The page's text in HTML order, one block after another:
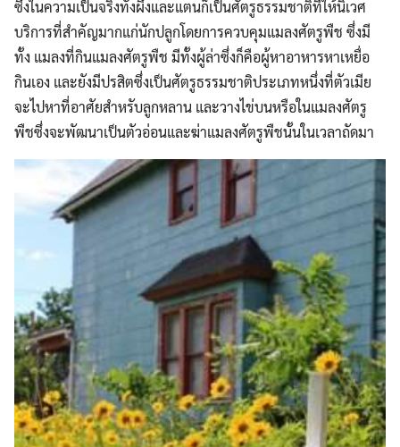
Search
ซึ่งในความเป็นจริงทั้งผึ่งและแตนก็เป็นศัตรูธรรมชาติที่ให้นิเวศ
บริการที่สำคัญมากแก่นักปลูกโดยการควบคุมแมลงศัตรูพืช ซึ่งมี
ทั้ง แมลงที่กินแมลงศัตรูพืช มีทั้งผู้ล่าซึ่งก็คือผู้หาอาหารหาเหยื่อ
กินเอง และยังมีปรสิตซึ่งเป็นศัตรูธรรมชาติประเภทหนึ่งที่ตัวเมีย
จะไปหาที่อาศัยสำหรับลูกหลาน และวางไข่บนหรือในแมลงศัตรู
พืชซึ่งจะพัฒนาเป็นตัวอ่อนและฆ่าแมลงศัตรูพืชนั้นในเวลาถัดมา